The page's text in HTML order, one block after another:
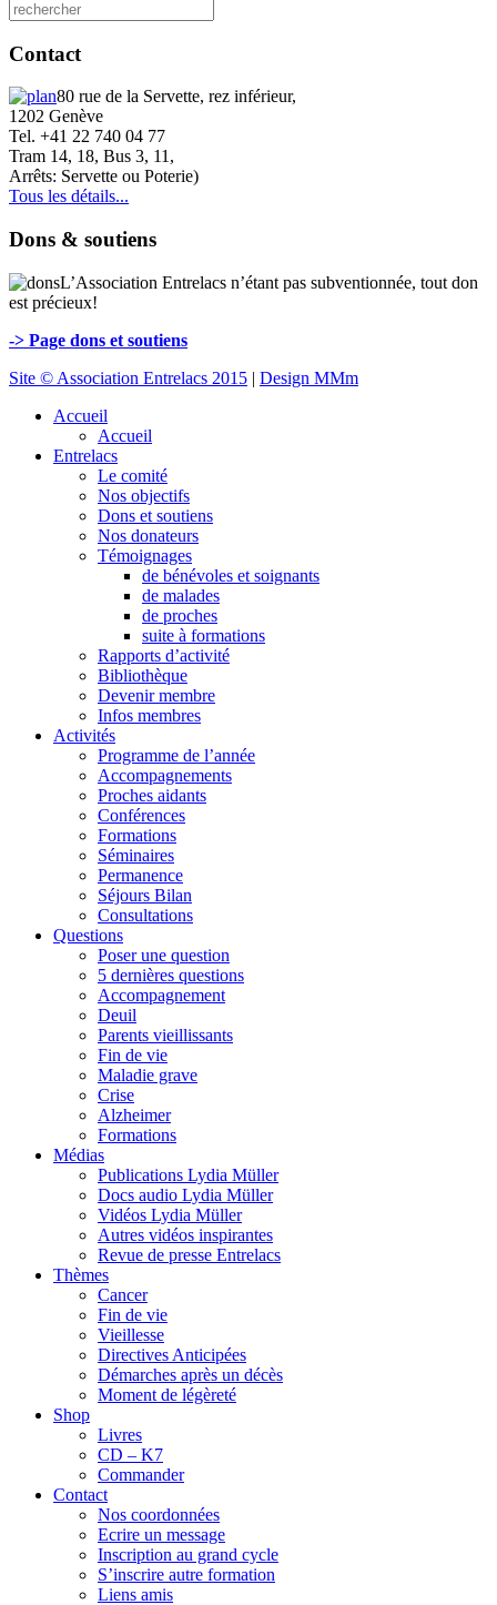
Contact
80 rue de la Servette, rez inférieur,
1202 Genève
Tel. +41 22 740 04 77
Tram 14, 18, Bus 3, 11,
Arrêts: Servette ou Poterie)
Tous les détails...
Dons & soutiens
L’Association Entrelacs n’étant pas subventionnée, tout don
est précieux!
-> Page dons et soutiens
Site © Association Entrelacs 2015 | Design MMm
Accueil
Accueil
Entrelacs
Le comité
Nos objectifs
Dons et soutiens
Nos donateurs
Témoignages
de bénévoles et soignants
de malades
de proches
suite à formations
Rapports d’activité
Bibliothèque
Devenir membre
Infos membres
Activités
Programme de l’année
Accompagnements
Proches aidants
Conférences
Formations
Séminaires
Permanence
Séjours Bilan
Consultations
Questions
Poser une question
5 dernières questions
Accompagnement
Deuil
Parents vieillissants
Fin de vie
Maladie grave
Crise
Alzheimer
Formations
Médias
Publications Lydia Müller
Docs audio Lydia Müller
Vidéos Lydia Müller
Autres vidéos inspirantes
Revue de presse Entrelacs
Thèmes
Cancer
Fin de vie
Vieillesse
Directives Anticipées
Démarches après un décès
Moment de légèreté
Shop
Livres
CD – K7
Commander
Contact
Nos coordonnées
Ecrire un message
Inscription au grand cycle
S’inscrire autre formation
Liens amis